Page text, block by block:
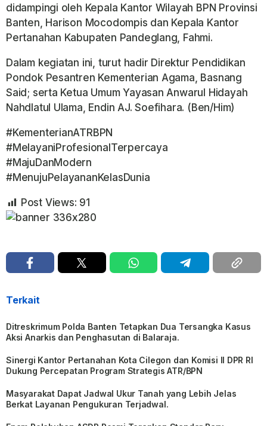
didampingi oleh Kepala Kantor Wilayah BPN Provinsi
Banten, Harison Mocodompis dan Kepala Kantor
Pertanahan Kabupaten Pandeglang, Fahmi.
Dalam kegiatan ini, turut hadir Direktur Pendidikan
Pondok Pesantren Kementerian Agama, Basnang
Said; serta Ketua Umum Yayasan Anwarul Hidayah
Nahdlatul Ulama, Endin AJ. Soefihara. (Ben/Him)
#KementerianATRBPN
#MelayaniProfesionalTerpercaya
#MajuDanModern
#MenujuPelayananKelasDunia
Post Views: 91
Terkait
Ditreskrimum Polda Banten Tetapkan Dua Tersangka Kasus
Aksi Anarkis dan Penghasutan di Balaraja.
Sinergi Kantor Pertanahan Kota Cilegon dan Komisi II DPR RI
Dukung Percepatan Program Strategis ATR/BPN
Masyarakat Dapat Jadwal Ukur Tanah yang Lebih Jelas
Berkat Layanan Pengukuran Terjadwal.